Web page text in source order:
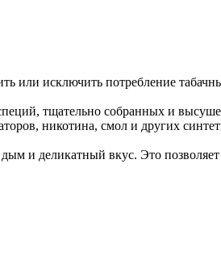
или исключить потребление
тщательно собранных и
никотина, смол и других
и деликатный вкус. Это